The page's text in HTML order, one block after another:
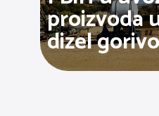
proizvoda
dizel gorivo